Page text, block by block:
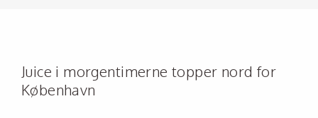
Juice i morgentimerne topper nord for
København